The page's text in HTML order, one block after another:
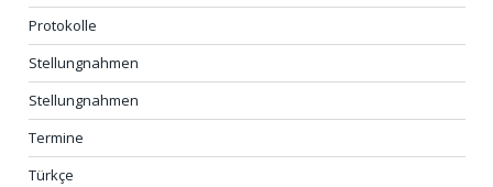
Protokolle
Stellungnahmen
Stellungnahmen
Termine
Türkçe